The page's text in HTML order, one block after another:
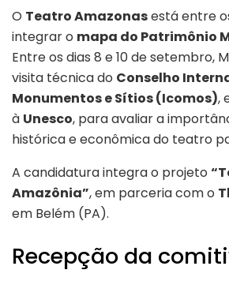
O Teatro Amazonasestá entre
integrar o mapa do Patrimônio
Entre os dias 8 e 10 de setembro,
visita técnica do Conselho
Monumentos e Sítios (Icomos),
à Unesco, para avaliar a
histórica e econômica do teatro
A candidatura integra o projeto
Amazônia”, em parceria com o
em Belém (PA).
Recepção da